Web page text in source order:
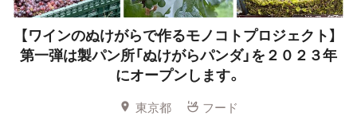
【ワインのぬけがらで作るモノコトプロジェクト】
第一弾は製パン所「ぬけがらパンダ」を２０２３年
にオープンします。
東京都
フード